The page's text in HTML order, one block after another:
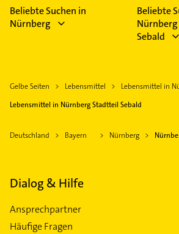
Beliebte Suchen in
Nürnberg
Beliebte
Sebald
Gelbe Seiten Lebensmittel
Lebensmittel in
Lebensmittel in Nürnberg Stadtteil Sebald
Deutschland Bayern Nürnberg
Dialog & Hilfe
Ansprechpartner
Häufige Fragen